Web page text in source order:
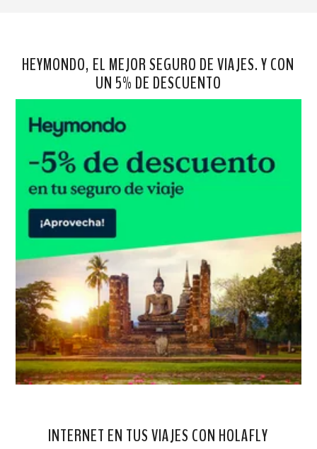
HEYMONDO, EL MEJOR SEGURO DE VIAJES. Y CON
UN 5% DE DESCUENTO
INTERNET EN TUS VIAJES CON HOLAFLY